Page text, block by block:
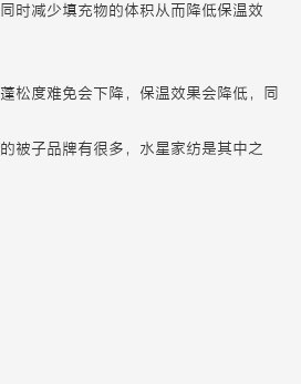
时减少填充物的体积从而降低保温效
松度难免会下降，保温效果会降低，同
被子品牌有很多，水星家纺是其中之